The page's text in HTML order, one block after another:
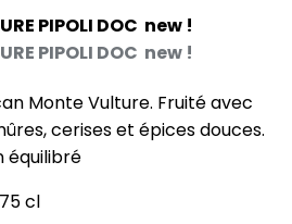
PIPOLI DOC new !
PIPOLI DOC new !
Monte Vulture. Fruité avec
cerises et épices douces.
équilibré
cl